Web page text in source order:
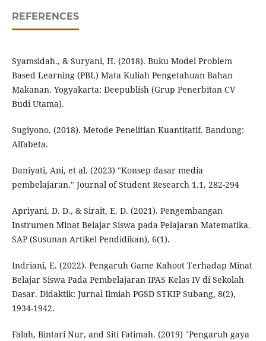
REFERENCES
Syamsidah., & Suryani, H. (2018). Buku Model Problem
Based Learning (PBL) Mata Kuliah Pengetahuan Bahan
Makanan. Yogyakarta: Deepublish (Grup Penerbitan CV
Budi Utama).
Sugiyono. (2018). Metode Penelitian Kuantitatif. Bandung:
Alfabeta.
Daniyati, Ani, et al. (2023) "Konsep dasar media
pembelajaran." Journal of Student Research 1.1, 282-294
Apriyani, D. D., & Sirait, E. D. (2021). Pengembangan
Instrumen Minat Belajar Siswa pada Pelajaran Matematika.
SAP (Susunan Artikel Pendidikan), 6(1).
Indriani, E. (2022). Pengaruh Game Kahoot Terhadap Minat
Belajar Siswa Pada Pembelajaran IPAS Kelas IV di Sekolah
Dasar. Didaktik: Jurnal Ilmiah PGSD STKIP Subang, 8(2),
1934-1942.
Falah, Bintari Nur, and Siti Fatimah. (2019) "Pengaruh gaya